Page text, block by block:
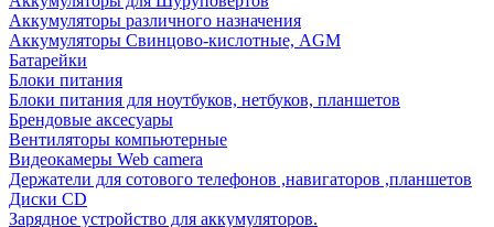
Аккумуляторы различного назначения
Аккумуляторы Свинцово-кислотные, AGM
Батарейки
Блоки питания
Блоки питания для ноутбуков, нетбуков, планшетов
Брендовые аксесуары
Вентиляторы компьютерные
Видеокамеры Web camera
Держатели для сотового телефонов ,навигаторов ,планшетов
Диски CD
Зарядное устройство для аккумуляторов.